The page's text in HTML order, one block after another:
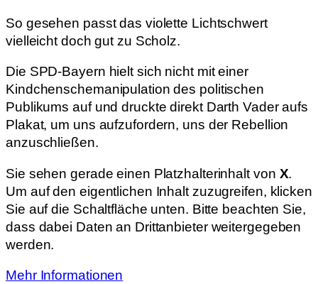
So gesehen passt das violette Lichtschwert
vielleicht doch gut zu Scholz.
Die SPD-Bayern hielt sich nicht mit einer
Kindchenschemanipulation des politischen
Publikums auf und druckte direkt Darth Vader aufs
Plakat, um uns aufzufordern, uns der Rebellion
anzuschließen.
Sie sehen gerade einen Platzhalterinhalt von X.
Um auf den eigentlichen Inhalt zuzugreifen, klicken
Sie auf die Schaltfläche unten. Bitte beachten Sie,
dass dabei Daten an Drittanbieter weitergegeben
werden.
Mehr Informationen